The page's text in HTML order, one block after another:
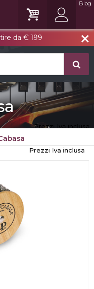
close
da € 199
Blog
Prezzi Iva inclusa
Prezzi Iva inclusa